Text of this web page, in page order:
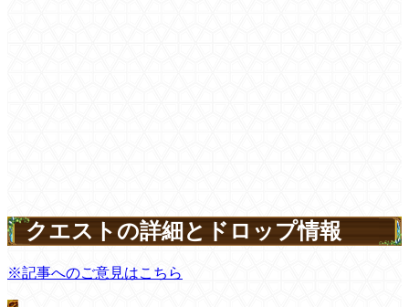
クエストの詳細とドロップ情報
※記事へのご意見はこちら